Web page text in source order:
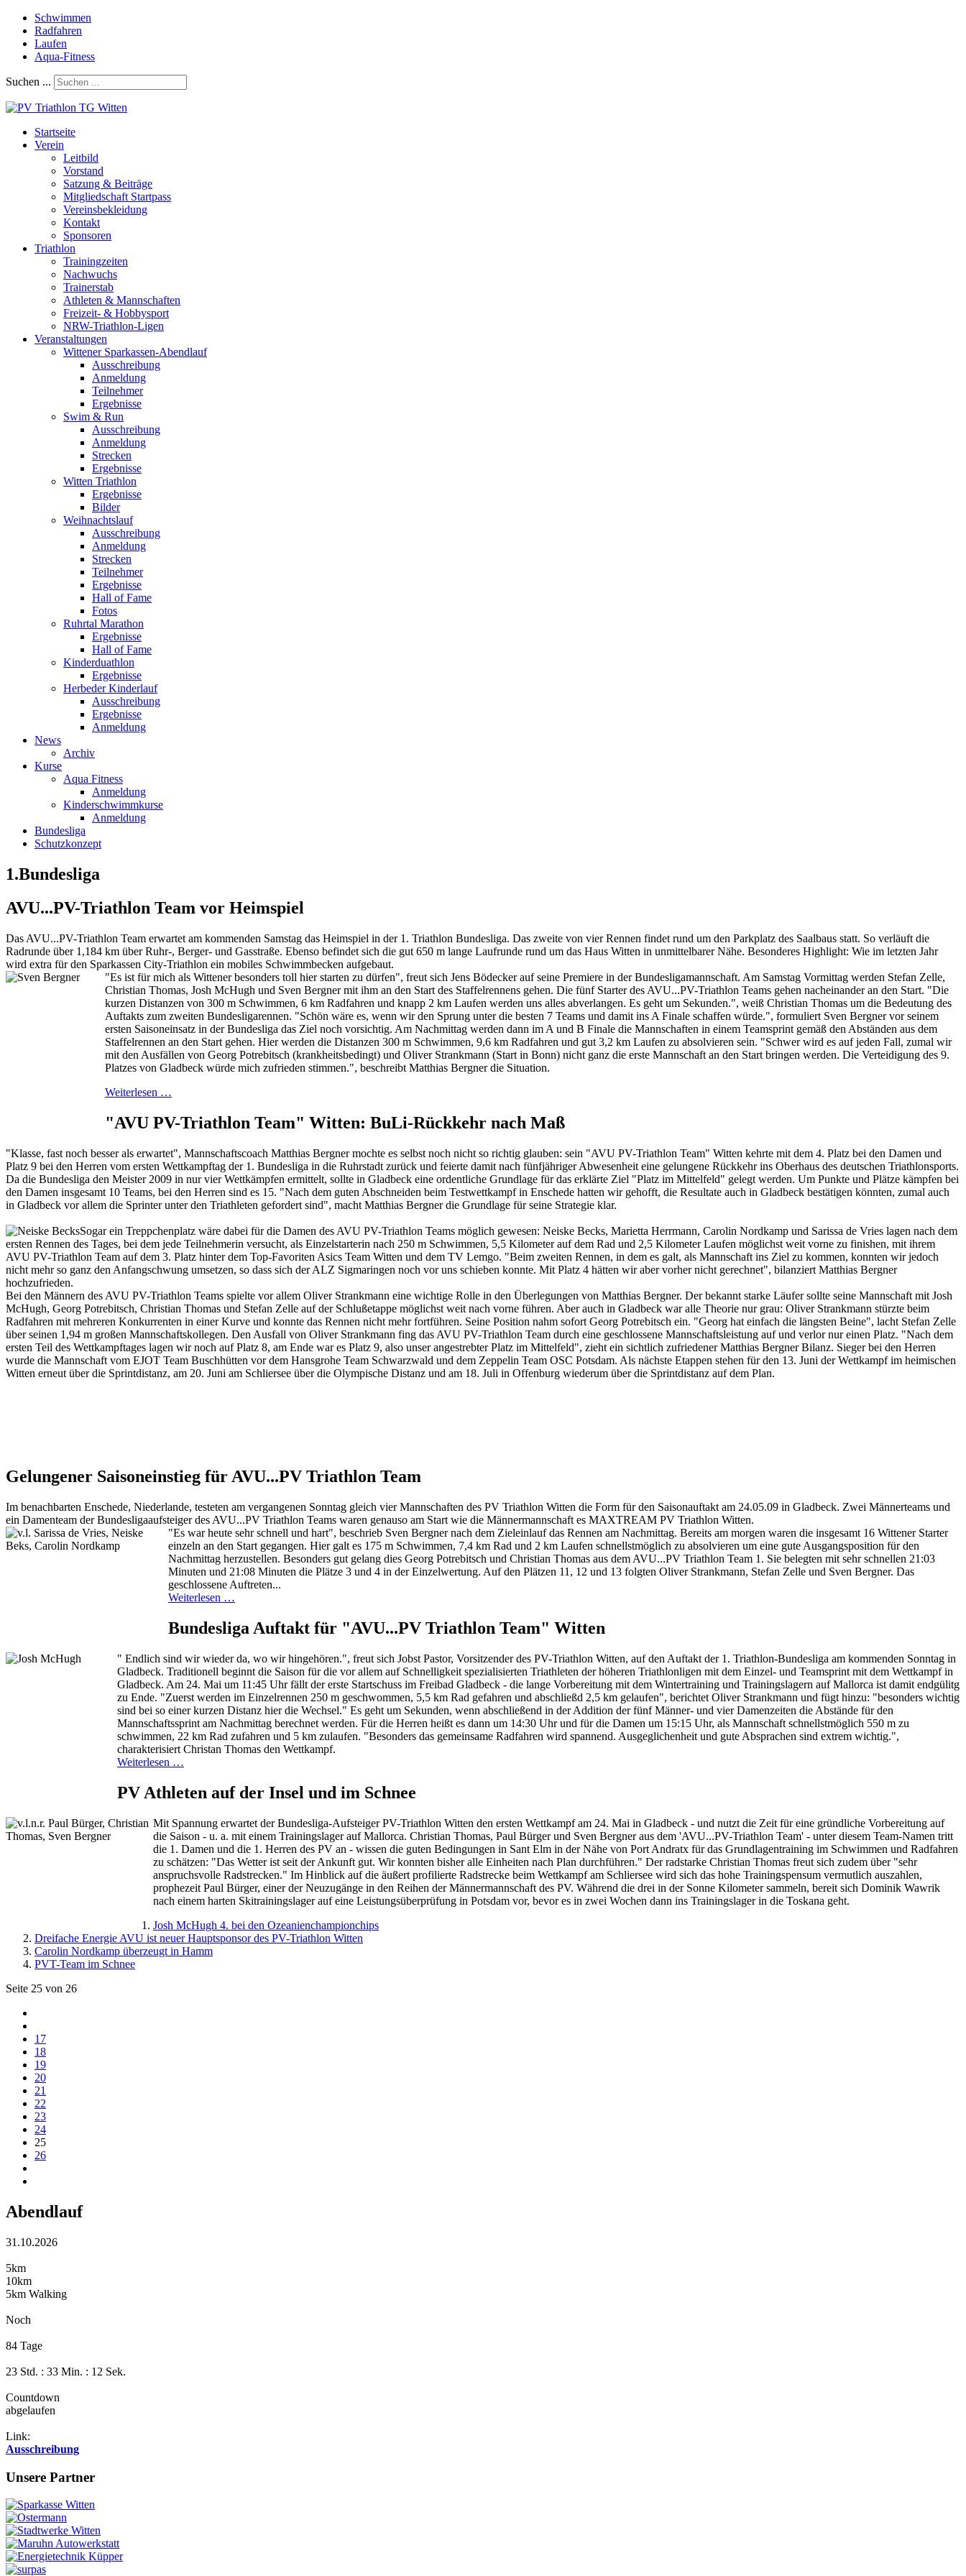
Schwimmen
Radfahren
Laufen
Aqua-Fitness
Suchen ...
Startseite
Verein
Leitbild
Vorstand
Satzung & Beiträge
Mitgliedschaft Startpass
Vereinsbekleidung
Kontakt
Sponsoren
Triathlon
Trainingzeiten
Nachwuchs
Trainerstab
Athleten & Mannschaften
Freizeit- & Hobbysport
NRW-Triathlon-Ligen
Veranstaltungen
Wittener Sparkassen-Abendlauf
Ausschreibung
Anmeldung
Teilnehmer
Ergebnisse
Swim & Run
Ausschreibung
Anmeldung
Strecken
Ergebnisse
Witten Triathlon
Ergebnisse
Bilder
Weihnachtslauf
Ausschreibung
Anmeldung
Strecken
Teilnehmer
Ergebnisse
Hall of Fame
Fotos
Ruhrtal Marathon
Ergebnisse
Hall of Fame
Kinderduathlon
Ergebnisse
Herbeder Kinderlauf
Ausschreibung
Ergebnisse
Anmeldung
News
Archiv
Kurse
Aqua Fitness
Anmeldung
Kinderschwimmkurse
Anmeldung
Bundesliga
Schutzkonzept
1.Bundesliga
AVU...PV-Triathlon Team vor Heimspiel
Das AVU...PV-Triathlon Team erwartet am kommenden Samstag das Heimspiel in der 1. Triathlon Bundesliga. Das zweite von vier Rennen findet rund um den Parkplatz des Saalbaus statt. So verläuft die
Radrunde über 1,184 km über Ruhr-, Berger- und Gasstraße. Ebenso befindet sich die gut 650 m lange Laufrunde rund um das Haus Witten in unmittelbarer Nähe. Besonderes Highlight: Wie im letzten Jahr
wird extra für den Sparkassen City-Triathlon ein mobiles Schwimmbecken aufgebaut.
"Es ist für mich als Wittener besonders toll hier starten zu dürfen", freut sich Jens Bödecker auf seine Premiere in der Bundesligamannschaft. Am Samstag Vormittag werden Stefan Zelle,
Christian Thomas, Josh McHugh und Sven Bergner mit ihm an den Start des Staffelrennens gehen. Die fünf Starter des AVU...PV-Triathlon Teams gehen nacheinander an den Start. "Die
kurzen Distanzen von 300 m Schwimmen, 6 km Radfahren und knapp 2 km Laufen werden uns alles abverlangen. Es geht um Sekunden.", weiß Christian Thomas um die Bedeutung des
Auftakts zum zweiten Bundesligarennen. "Schön wäre es, wenn wir den Sprung unter die besten 7 Teams und damit ins A Finale schaffen würde.", formuliert Sven Bergner vor seinem
ersten Saisoneinsatz in der Bundesliga das Ziel noch vorsichtig. Am Nachmittag werden dann im A und B Finale die Mannschaften in einem Teamsprint gemäß den Abständen aus dem
Staffelrennen an den Start gehen. Hier werden die Distanzen 300 m Schwimmen, 9,6 km Radfahren und gut 3,2 km Laufen zu absolvieren sein. "Schwer wird es auf jeden Fall, zumal wir
mit den Ausfällen von Georg Potrebitsch (krankheitsbedingt) und Oliver Strankmann (Start in Bonn) nicht ganz die erste Mannschaft an den Start bringen werden. Die Verteidigung des 9.
Platzes von Gladbeck würde mich zufrieden stimmen.", beschreibt Matthias Bergner die Situation.
Weiterlesen …
"AVU PV-Triathlon Team" Witten: BuLi-Rückkehr nach Maß
"Klasse, fast noch besser als erwartet", Mannschaftscoach Matthias Bergner mochte es selbst noch nicht so richtig glauben: sein "AVU PV-Triathlon Team" Witten kehrte mit dem 4. Platz bei den Damen und
Platz 9 bei den Herren vom ersten Wettkampftag der 1. Bundesliga in die Ruhrstadt zurück und feierte damit nach fünfjähriger Abwesenheit eine gelungene Rückkehr ins Oberhaus des deutschen Triathlonsports.
Da die Bundesliga den Meister 2009 in nur vier Wettkämpfen ermittelt, sollte in Gladbeck eine ordentliche Grundlage für das erklärte Ziel "Platz im Mittelfeld" gelegt werden. Um Punkte und Plätze kämpfen bei
den Damen insgesamt 10 Teams, bei den Herren sind es 15. "Nach dem guten Abschneiden beim Testwettkampf in Enschede hatten wir gehofft, die Resultate auch in Gladbeck bestätigen könnten, zumal auch
in Gladbeck vor allem die Sprinter unter den Triathleten gefordert sind", macht Matthias Bergner die Grundlage für seine Strategie klar.
Sogar ein Treppchenplatz wäre dabei für die Damen des AVU PV-Triathlon Teams möglich gewesen: Neiske Becks, Marietta Herrmann, Carolin Nordkamp und Sarissa de Vries lagen nach dem
ersten Rennen des Tages, bei dem jede Teilnehmerin versucht, als Einzelstarterin nach 250 m Schwimmen, 5,5 Kilometer auf dem Rad und 2,5 Kilometer Laufen möglichst weit vorne zu finishen, mit ihrem
AVU PV-Triathlon Team auf dem 3. Platz hinter dem Top-Favoriten Asics Team Witten und dem TV Lemgo. "Beim zweiten Rennen, in dem es galt, als Mannschaft ins Ziel zu kommen, konnten wir jedoch
nicht mehr so ganz den Anfangschwung umsetzen, so dass sich der ALZ Sigmaringen noch vor uns schieben konnte. Mit Platz 4 hätten wir aber vorher nicht gerechnet", bilanziert Matthias Bergner
hochzufrieden.
Bei den Männern des AVU PV-Triathlon Teams spielte vor allem Oliver Strankmann eine wichtige Rolle in den Überlegungen von Matthias Bergner. Der bekannt starke Läufer sollte seine Mannschaft mit Josh
McHugh, Georg Potrebitsch, Christian Thomas und Stefan Zelle auf der Schlußetappe möglichst weit nach vorne führen. Aber auch in Gladbeck war alle Theorie nur grau: Oliver Strankmann stürzte beim
Radfahren mit mehreren Konkurrenten in einer Kurve und konnte das Rennen nicht mehr fortführen. Seine Position nahm sofort Georg Potrebitsch ein. "Georg hat einfach die längsten Beine", lacht Stefan Zelle
über seinen 1,94 m großen Mannschaftskollegen. Den Ausfall von Oliver Strankmann fing das AVU PV-Triathlon Team durch eine geschlossene Mannschaftsleistung auf und verlor nur einen Platz. "Nach dem
ersten Teil des Wettkampftages lagen wir noch auf Platz 8, am Ende war es Platz 9, also unser angestrebter Platz im Mittelfeld", zieht ein sichtlich zufriedener Matthias Bergner Bilanz. Sieger bei den Herren
wurde die Mannschaft vom EJOT Team Buschhütten vor dem Hansgrohe Team Schwarzwald und dem Zeppelin Team OSC Potsdam. Als nächste Etappen stehen für den 13. Juni der Wettkampf im heimischen
Witten erneut über die Sprintdistanz, am 20. Juni am Schliersee über die Olympische Distanz und am 18. Juli in Offenburg wiederum über die Sprintdistanz auf dem Plan.
Gelungener Saisoneinstieg für AVU...PV Triathlon Team
Im benachbarten Enschede, Niederlande, testeten am vergangenen Sonntag gleich vier Mannschaften des PV Triathlon Witten die Form für den Saisonauftakt am 24.05.09 in Gladbeck. Zwei Männerteams und
ein Damenteam der Bundesligaaufsteiger des AVU...PV Triathlon Teams waren genauso am Start wie die Männermannschaft es MAXTREAM PV Triathlon Witten.
"Es war heute sehr schnell und hart", beschrieb Sven Bergner nach dem Zieleinlauf das Rennen am Nachmittag. Bereits am morgen waren die insgesamt 16 Wittener Starter
einzeln an den Start gegangen. Hier galt es 175 m Schwimmen, 7,4 km Rad und 2 km Laufen schnellstmöglich zu absolvieren um eine gute Ausgangsposition für den
Nachmittag herzustellen. Besonders gut gelang dies Georg Potrebitsch und Christian Thomas aus dem AVU...PV Triathlon Team 1. Sie belegten mit sehr schnellen 21:03
Minuten und 21:08 Minuten die Plätze 3 und 4 in der Einzelwertung. Auf den Plätzen 11, 12 und 13 folgten Oliver Strankmann, Stefan Zelle und Sven Bergner. Das
geschlossene Auftreten...
Weiterlesen …
Bundesliga Auftakt für "AVU...PV Triathlon Team" Witten
" Endlich sind wir wieder da, wo wir hingehören.", freut sich Jobst Pastor, Vorsitzender des PV-Triathlon Witten, auf den Auftakt der 1. Triathlon-Bundesliga am kommenden Sonntag in
Gladbeck. Traditionell beginnt die Saison für die vor allem auf Schnelligkeit spezialisierten Triathleten der höheren Triathlonligen mit dem Einzel- und Teamsprint mit dem Wettkampf in
Gladbeck. Am 24. Mai um 11:45 Uhr fällt der erste Startschuss im Freibad Gladbeck - die lange Vorbereitung mit dem Wintertraining und Trainingslagern auf Mallorca ist damit endgülitg
zu Ende. "Zuerst werden im Einzelrennen 250 m geschwommen, 5,5 km Rad gefahren und abschließd 2,5 km gelaufen", berichtet Oliver Strankmann und fügt hinzu: "besonders wichtig
sind bei so einer kurzen Distanz hier die Wechsel." Es geht um Sekunden, wenn abschließend in der Addition der fünf Männer- und vier Damenzeiten die Abstände für den
Mannschaftssprint am Nachmittag berechnet werden. Für die Herren heißt es dann um 14:30 Uhr und für die Damen um 15:15 Uhr, als Mannschaft schnellstmöglich 550 m zu
schwimmen, 22 km Rad zufahren und 5 km zulaufen. "Besonders das gemeinsame Radfahren wird spannend. Ausgeglichenheit und gute Absprachen sind extrem wichtig.",
charakterisiert Christan Thomas den Wettkampf.
Weiterlesen …
PV Athleten auf der Insel und im Schnee
Mit Spannung erwartet der Bundesliga-Aufsteiger PV-Triathlon Witten den ersten Wettkampf am 24. Mai in Gladbeck - und nutzt die Zeit für eine gründliche Vorbereitung auf
die Saison - u. a. mit einem Trainingslager auf Mallorca. Christian Thomas, Paul Bürger und Sven Bergner aus dem 'AVU...PV-Triathlon Team' - unter diesem Team-Namen tritt
die 1. Damen und die 1. Herren des PV an - wissen die guten Bedingungen in Sant Elm in der Nähe von Port Andratx für das Grundlagentraining im Schwimmen und Radfahren
zu schätzen: "Das Wetter ist seit der Ankunft gut. Wir konnten bisher alle Einheiten nach Plan durchführen." Der radstarke Christian Thomas freut sich zudem über "sehr
anspruchsvolle Radstrecken." Im Hinblick auf die äußert profilierte Radstrecke beim Wettkampf am Schliersee wird sich das hohe Trainingspensum vermutlich auszahlen,
prophezeit Paul Bürger, einer der Neuzugänge in den Reihen der Männermannschaft des PV. Während die drei in der Sonne Kilometer sammeln, bereit sich Dominik Wawrik
nach einem harten Skitrainingslager auf eine Leistungsüberprüfung in Potsdam vor, bevor es in zwei Wochen dann ins Trainingslager in die Toskana geht.
Josh McHugh 4. bei den Ozeanienchampionchips
Dreifache Energie AVU ist neuer Hauptsponsor des PV-Triathlon Witten
Carolin Nordkamp überzeugt in Hamm
PVT-Team im Schnee
Seite 25 von 26
17
18
19
20
21
22
23
24
25
26
Abendlauf
31.10.2026
5km
10km
5km Walking
Noch
84 Tage
23 Std. : 33 Min. : 11 Sek.
Countdown
abgelaufen
Link:
Ausschreibung
Unsere Partner